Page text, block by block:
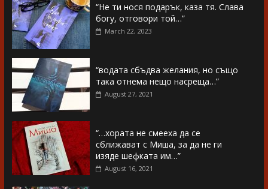
“Не ти нося подарък, каза тя. Слава
богу, отговори той…”
March 22, 2023
“водата сбъдва желания, но също
така отнема нещо насреща…”
August 27, 2021
“…хората не смееха да се
сближават с Миша, за да не ги
изяде шефката им…”
August 16, 2021